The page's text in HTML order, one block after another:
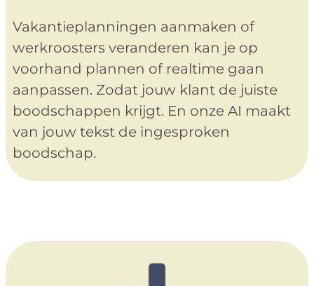
Vakantieplanningen aanmaken of
werkroosters veranderen kan je op
voorhand plannen of realtime gaan
aanpassen. Zodat jouw klant de juiste
boodschappen krijgt. En onze AI maakt
van jouw tekst de ingesproken
boodschap.